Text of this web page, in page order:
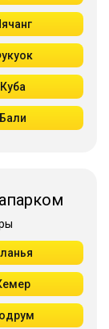
Куба
Бали